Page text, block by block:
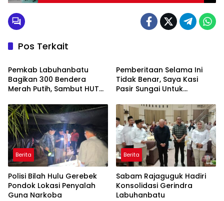
Pos Terkait
Berita
Pemkab Labuhanbatu
Bagikan 300 Bendera
Merah Putih, Sambut HUT
Pemberitaan Selama Ini
Tidak Benar, Saya Kasi
Pasir Sungai Untuk
Unggulan Sukma Nias
Berita
Polisi Bilah Hulu Gerebek
Pondok Lokasi Penyalah
Guna Narkoba
Berita
Sabam Rajaguguk Hadiri
Konsolidasi Gerindra
Labuhanbatu